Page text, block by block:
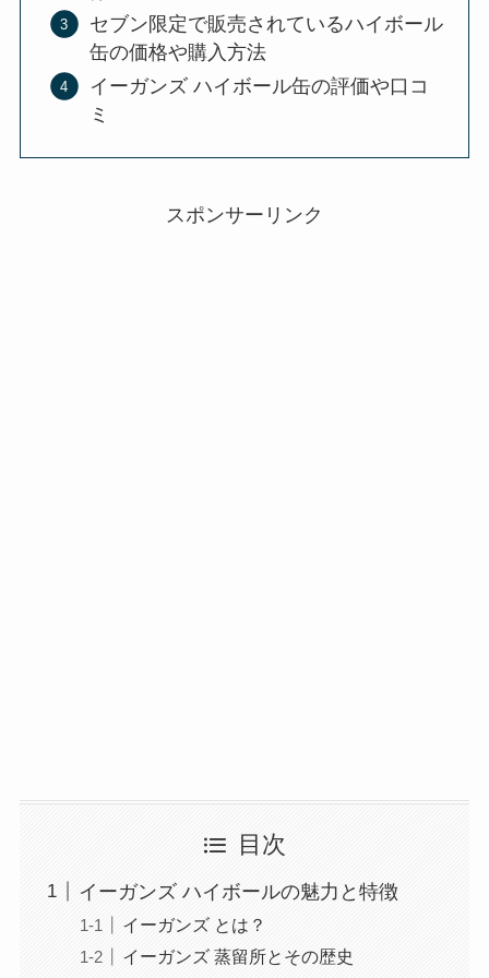
セブン限定で販売されているハイボール
缶の価格や購入方法
イーガンズ ハイボール缶の評価や口コ
ミ
スポンサーリンク
目次
イーガンズ ハイボールの魅力と特徴
イーガンズ とは？
イーガンズ 蒸留所とその歴史